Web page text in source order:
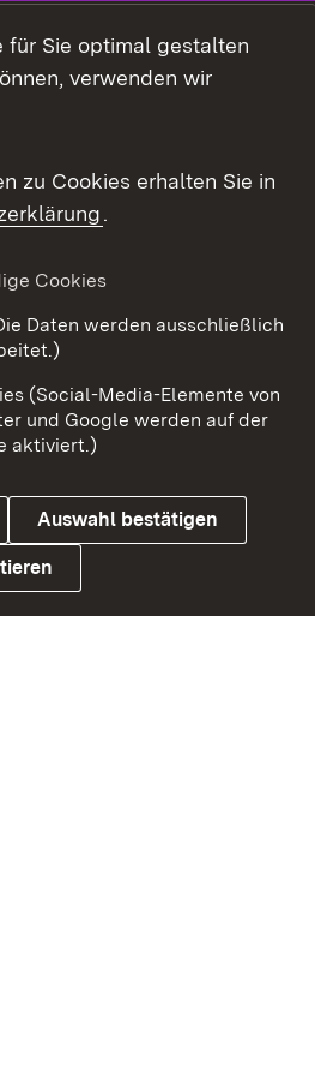
Kontakt
Datenschutz
für Sie optimal gestalten
verwenden wir
zu Cookies erhalten Sie in
.
Cookies
Daten werden ausschließlich
(Social-Media-Elemente von
und Google werden auf der
aktiviert.)
Auswahl bestätigen